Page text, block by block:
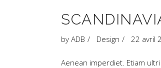
by ADB Design 22 avril
Aenean imperdiet. Etiam